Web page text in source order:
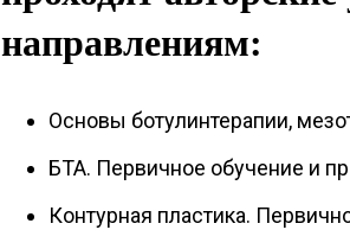
направлениям:
Основы ботулинтерапии,
БТА. Первичное обучение и
Контурная пластика.